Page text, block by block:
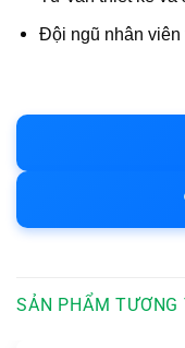
Đội ngũ nhân viên
SẢN PHẨM TƯƠNG